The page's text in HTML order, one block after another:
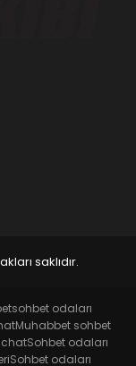
saklıdır.
sohbet odaları
Muhabbet sohbet
chatSohbet odaları
Sohbet odaları